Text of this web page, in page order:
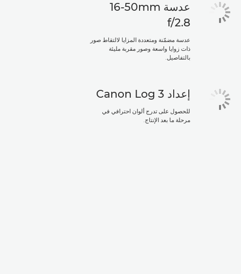
عدسة 16‎-50mm
f/2.8
عدسة مضمّنة ومتعددة المزايا لالتقاط صور
ذات زوايا واسعة وصور مقربة مليئة
بالتفاصيل.
إعداد Canon Log 3
للحصول على تدرج ألوان احترافي في
مرحلة ما بعد الإنتاج.